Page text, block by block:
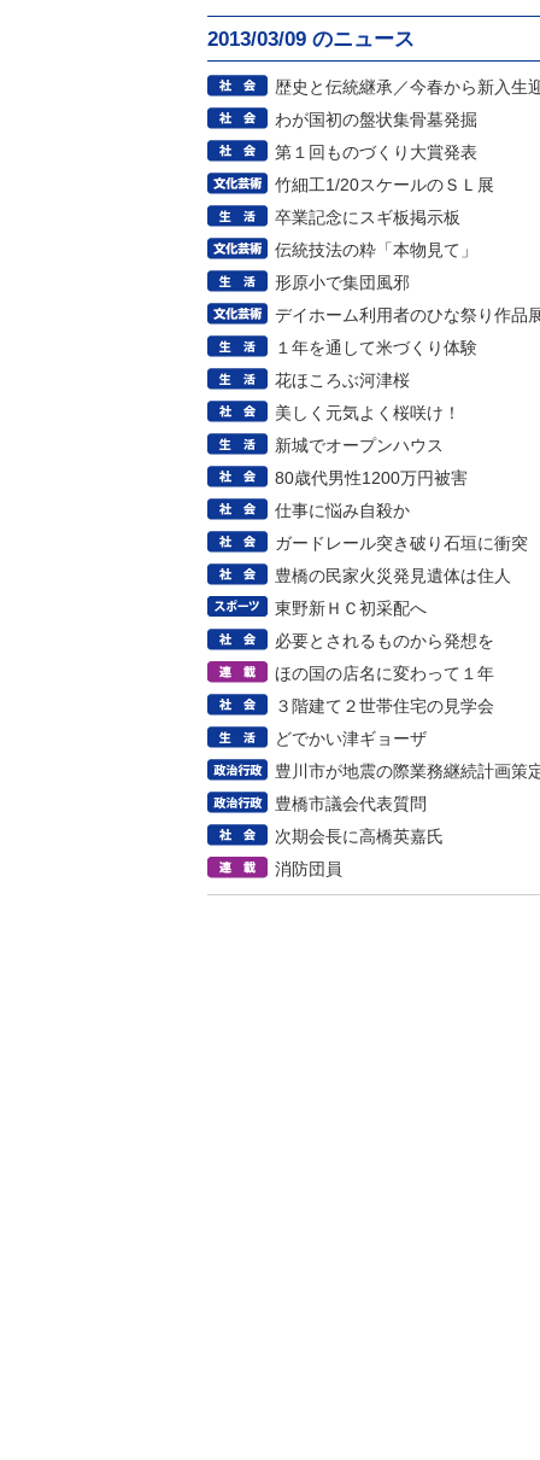
2013/03/09 のニュース
歴史と伝統継承／今春から新入生
わが国初の盤状集骨墓発掘
第１回ものづくり大賞発表
竹細工1/20スケールのＳＬ展
卒業記念にスギ板掲示板
伝統技法の粋「本物見て」
形原小で集団風邪
デイホーム利用者のひな祭り作品
１年を通して米づくり体験
花ほころぶ河津桜
美しく元気よく桜咲け！
新城でオープンハウス
80歳代男性1200万円被害
仕事に悩み自殺か
ガードレール突き破り石垣に衝突
豊橋の民家火災発見遺体は住人
東野新ＨＣ初采配へ
必要とされるものから発想を
ほの国の店名に変わって１年
３階建て２世帯住宅の見学会
どでかい津ギョーザ
豊川市が地震の際業務継続計画策
豊橋市議会代表質問
次期会長に高橋英嘉氏
消防団員